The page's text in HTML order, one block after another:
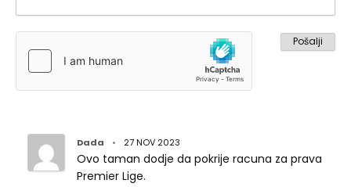
Dada • 27 NOV 2023
Ovo taman dodje da pokrije racuna za prava
Premier Lige.